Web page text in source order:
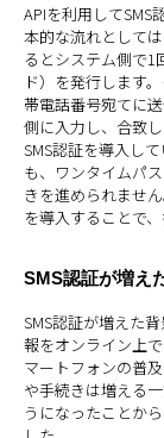
APIを利用してSMS
本的な流れとして
るとシステム側で1
ド）を発行します
帯電話番号宛てに
側に入力し、合致
SMS認証を導入し
も、ワンタイムパ
きを進められませ
を導入することで
SMS認証が増え
SMS認証が増えた
報をオンライン上
マートフォンの普
や手続きは増える
うになったことか